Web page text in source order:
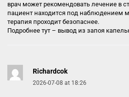
врач может рекомендовать лечение в
пациент находится под наблюдением
терапия проходит безопаснее.
Подробнее тут – вывод из запоя
Richardcok
2026-07-08 at 18:26